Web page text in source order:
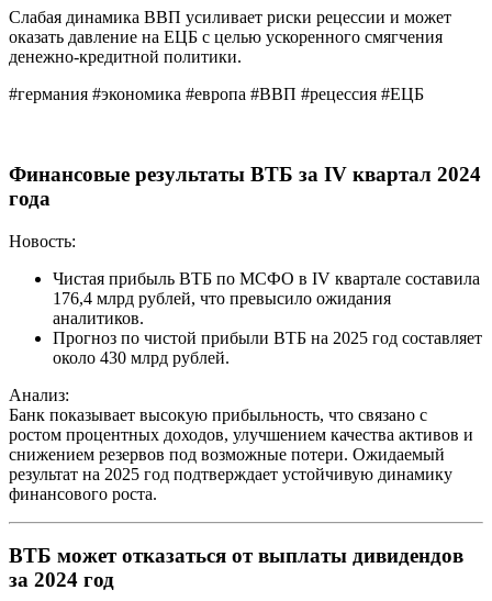
Слабая динамика ВВП усиливает риски рецессии и может
оказать давление на ЕЦБ с целью ускоренного смягчения
денежно-кредитной политики.
#германия #экономика #европа #ВВП #рецессия #ЕЦБ
Финансовые результаты ВТБ за IV квартал 2024
года
Новость:
Чистая прибыль ВТБ по МСФО в IV квартале составила
176,4 млрд рублей, что превысило ожидания
аналитиков.
Прогноз по чистой прибыли ВТБ на 2025 год составляет
около 430 млрд рублей.
Анализ:
Банк показывает высокую прибыльность, что связано с
ростом процентных доходов, улучшением качества активов и
снижением резервов под возможные потери. Ожидаемый
результат на 2025 год подтверждает устойчивую динамику
финансового роста.
ВТБ может отказаться от выплаты дивидендов
за 2024 год